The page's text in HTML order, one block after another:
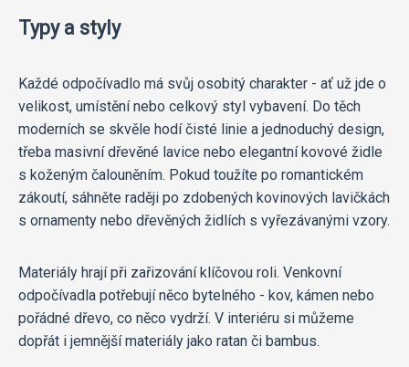
Typy a styly
Každé odpočívadlo má svůj osobitý charakter - ať už jde o
velikost, umístění nebo celkový styl vybavení. Do těch
moderních se skvěle hodí čisté linie a jednoduchý design,
třeba masivní dřevěné lavice nebo elegantní kovové židle
s koženým čalouněním. Pokud toužíte po romantickém
zákoutí, sáhněte raději po zdobených kovinových lavičkách
s ornamenty nebo dřevěných židlích s vyřezávanými vzory.
Materiály hrají při zařizování klíčovou roli. Venkovní
odpočívadla potřebují něco bytelného - kov, kámen nebo
pořádné dřevo, co něco vydrží. V interiéru si můžeme
dopřát i jemnější materiály jako ratan či bambus.